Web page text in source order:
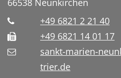
66538 Neunkirchen
+49 6821 2 21 40
+49 6821 14 01 17
sankt-marien-
trier.de